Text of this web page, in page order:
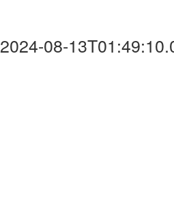
2024-08-